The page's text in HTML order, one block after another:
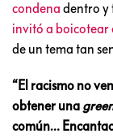
condena dentro y
invitó a boicotear
de un tema tan
“El racismo no
obtener una
común…